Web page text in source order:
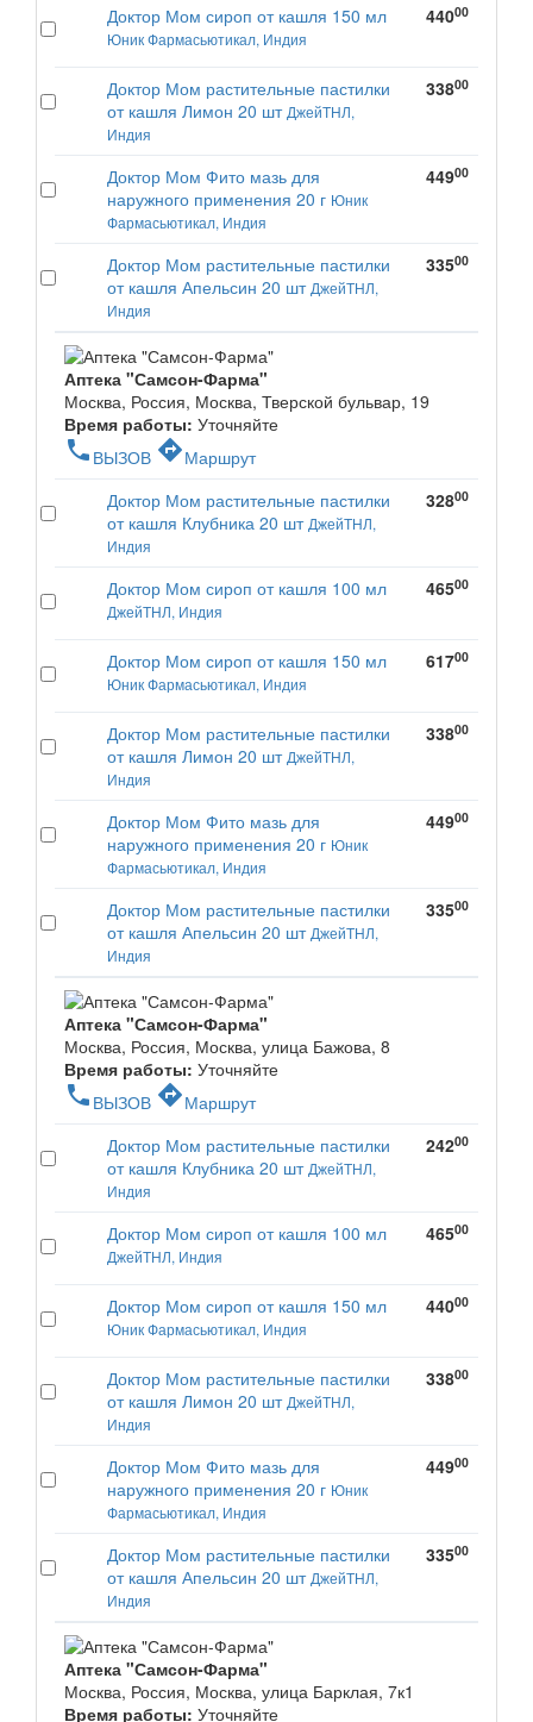
Доктор Мом сироп от кашля 150 мл
Юник Фармасьютикал, Индия
44000
Доктор Мом растительные пастилки
от кашля Лимон 20 шт ДжейТНЛ,
Индия
33800
Доктор Мом Фито мазь для
наружного применения 20 г Юник
Фармасьютикал, Индия
44900
Доктор Мом растительные пастилки
от кашля Апельсин 20 шт ДжейТНЛ,
Индия
33500
Аптека "Самсон-Фарма"
Москва, Россия, Москва, Тверской бульвар, 19
Время работы: Уточняйте
phone ВЫЗОВ directionsМаршрут
Доктор Мом растительные пастилки
от кашля Клубника 20 шт ДжейТНЛ,
Индия
32800
Доктор Мом сироп от кашля 100 мл
ДжейТНЛ, Индия
46500
Доктор Мом сироп от кашля 150 мл
Юник Фармасьютикал, Индия
61700
Доктор Мом растительные пастилки
от кашля Лимон 20 шт ДжейТНЛ,
Индия
33800
Доктор Мом Фито мазь для
наружного применения 20 г Юник
Фармасьютикал, Индия
44900
Доктор Мом растительные пастилки
от кашля Апельсин 20 шт ДжейТНЛ,
Индия
33500
Аптека "Самсон-Фарма"
Москва, Россия, Москва, улица Бажова, 8
Время работы: Уточняйте
phone ВЫЗОВ directionsМаршрут
Доктор Мом растительные пастилки
от кашля Клубника 20 шт ДжейТНЛ,
Индия
24200
Доктор Мом сироп от кашля 100 мл
ДжейТНЛ, Индия
46500
Доктор Мом сироп от кашля 150 мл
Юник Фармасьютикал, Индия
44000
Доктор Мом растительные пастилки
от кашля Лимон 20 шт ДжейТНЛ,
Индия
33800
Доктор Мом Фито мазь для
наружного применения 20 г Юник
Фармасьютикал, Индия
44900
Доктор Мом растительные пастилки
от кашля Апельсин 20 шт ДжейТНЛ,
Индия
33500
Аптека "Самсон-Фарма"
Москва, Россия, Москва, улица Барклая, 7к1
Время работы: Уточняйте